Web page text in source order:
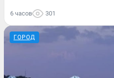
6 часов 301
ГОРОД